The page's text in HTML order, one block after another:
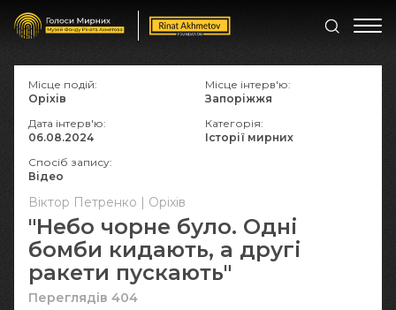
Віктор Петренко | Оріхів
"Небо чорне було. Одні
бомби кидають, а другі
ракети пускають"
Переглядів 404
Місце подій:
Оріхів
Місце інтерв'ю:
Запоріжжя
Дата інтерв'ю:
06.08.2024
Категорія:
Історії мирних
Спосіб запису:
Відео